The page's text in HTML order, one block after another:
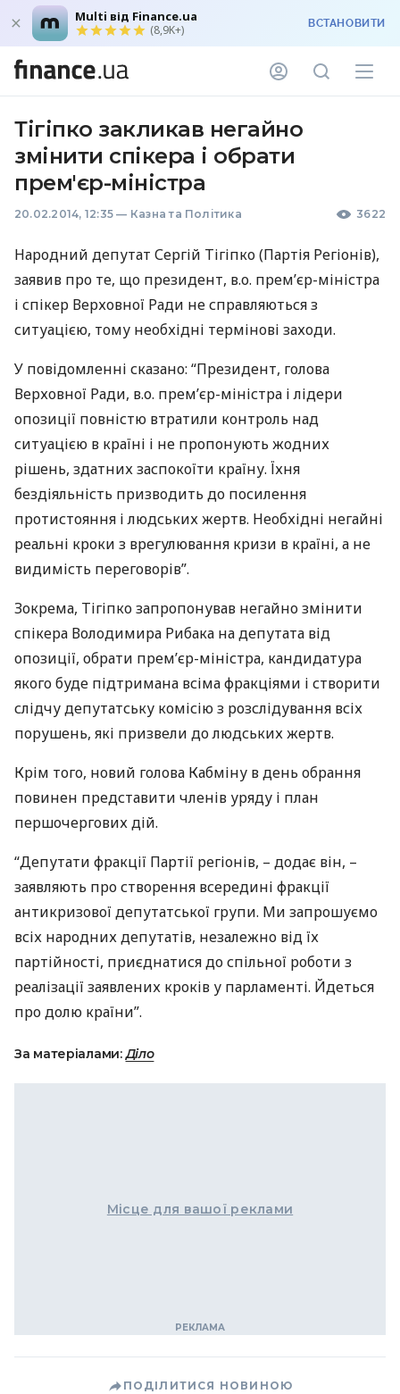
Multi від Finance.ua
(8,9K+) ВСТАНОВИТИ
Тігіпко закликав негайно
змінити спікера і обрати
прем'єр-міністра
20.02.2014, 12:35 — Казна та Політика 3622
Народний депутат Сергій Тігіпко (Партія Регіонів),
заявив про те, що президент, в.о. прем’єр-міністра
і спікер Верховної Ради не справляються з
ситуацією, тому необхідні термінові заходи.
У повідомленні сказано: “Президент, голова
Верховної Ради, в.о. прем’єр-міністра і лідери
опозиції повністю втратили контроль над
ситуацією в країні і не пропонують жодних
рішень, здатних заспокоїти країну. Їхня
бездіяльність призводить до посилення
протистояння і людських жертв. Необхідні негайні
реальні кроки з врегулювання кризи в країні, а не
видимість переговорів”.
Зокрема, Тігіпко запропонував негайно змінити
спікера Володимира Рибака на депутата від
опозиції, обрати прем’єр-міністра, кандидатура
якого буде підтримана всіма фракціями і створити
слідчу депутатську комісію з розслідування всіх
порушень, які призвели до людських жертв.
Крім того, новий голова Кабміну в день обрання
повинен представити членів уряду і план
першочергових дій.
“Депутати фракції Партії регіонів, – додає він, –
заявляють про створення всередині фракції
антикризової депутатської групи. Ми запрошуємо
всіх народних депутатів, незалежно від їх
партійності, приєднатися до спільної роботи з
реалізації заявлених кроків у парламенті. Йдеться
про долю країни”.
За матеріалами:Діло
Місце для вашої реклами
ПОДІЛИТИСЯ НОВИНОЮ